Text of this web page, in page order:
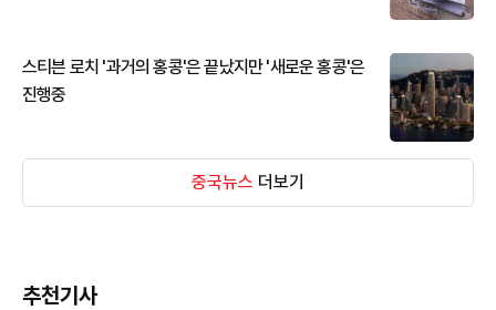
스티븐 로치 '과거의 홍콩'은 끝났지만 '새로운 홍콩'은
진행중
중국뉴스 더보기
추천기사